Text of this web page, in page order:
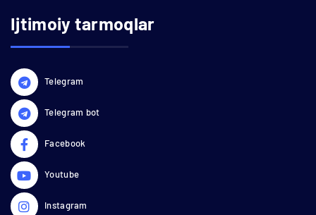
Ijtimoiy tarmoqlar
Telegram
Telegram bot
Facebook
Youtube
Instagram